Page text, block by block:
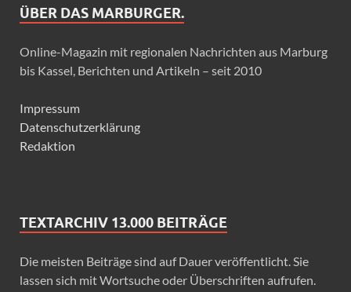
ÜBER DAS MARBURGER.
Online-Magazin mit regionalen Nachrichten aus Marburg
bis Kassel, Berichten und Artikeln – seit 2010
Impressum
Datenschutzerklärung
Redaktion
TEXTARCHIV 13.000 BEITRÄGE
Die meisten Beiträge sind auf Dauer veröffentlicht. Sie
lassen sich mit Wortsuche oder Überschriften aufrufen.